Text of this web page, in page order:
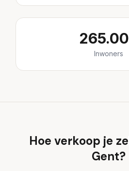
Inwoners
Hoe verkoop je
Gent?